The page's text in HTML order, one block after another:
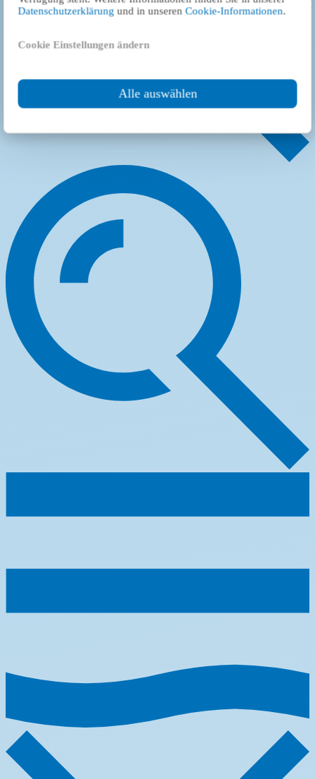
Datenschutzerklärung und in unserenCookie-Informationen.
Cookie Einstellungen ändern
Alle auswählen
and cookies are set. For more information, please see ourprivacy
policyandcookie information.